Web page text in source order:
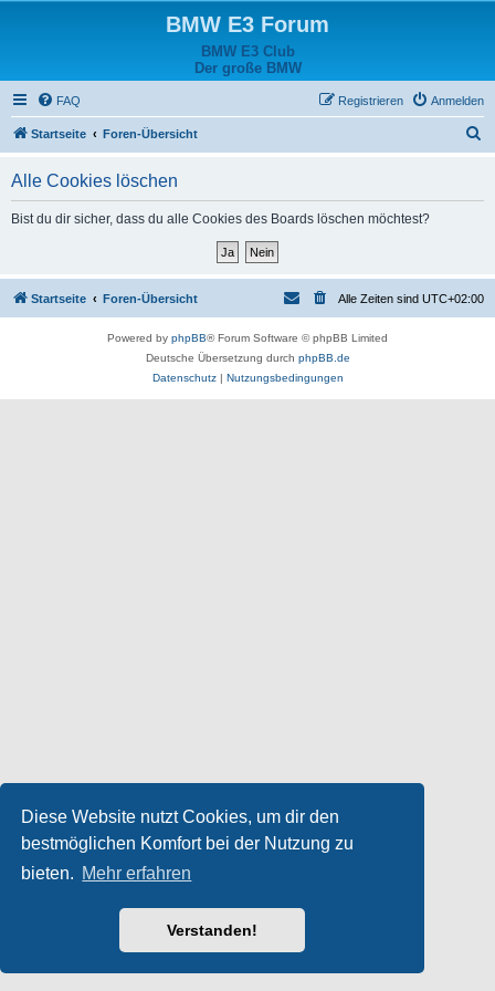
Diese Website nutzt Cookies, um dir den
bestmöglichen Komfort bei der Nutzung zu
bieten. Mehr erfahren
Verstanden!
BMW E3 Forum
BMW E3 Club
Der große BMW
FAQ Anmelden
Registrieren
Startseite Foren-Übersicht
Alle Cookies löschen
Bist du dir sicher, dass du alle Cookies des Boards löschen möchtest?
Startseite Foren-Übersicht Alle Zeiten sind UTC+02:00
Powered by phpBB® Forum Software © phpBB Limited
Deutsche Übersetzung durch phpBB.de
Datenschutz| Nutzungsbedingungen